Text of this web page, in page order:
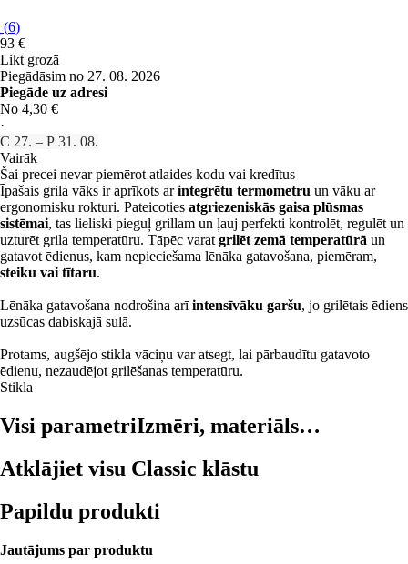
(6)
93 €
Likt grozā
Piegādāsim no 27. 08. 2026
Piegāde uz adresi
No 4,30 €
·
C 27. – P 31. 08.
Vairāk
Šai precei nevar piemērot atlaides kodu vai kredītus
Īpašais grila vāks ir aprīkots arintegrētu termometru un vāku ar
ergonomisku rokturi. Pateicoties atgriezeniskās gaisa plūsmas
sistēmai, tas lieliski pieguļ grillam un ļauj perfekti kontrolēt, regulēt un
uzturēt grila temperatūru. Tāpēc varat grilēt zemā temperatūrā un
gatavot ēdienus, kam nepieciešama lēnāka gatavošana, piemēram,
steiku vai tītaru.
Lēnāka gatavošana nodrošina arīintensīvāku garšu, jo grilētais ēdiens
uzsūcas dabiskajā sulā.
Protams, augšējo stikla vāciņu var atsegt, lai pārbaudītu gatavoto
ēdienu, nezaudējot grilēšanas temperatūru.
Stikla
Visi parametriIzmēri, materiāls…
Atklājiet visu Classic klāstu
Papildu produkti
Jautājums par produktu